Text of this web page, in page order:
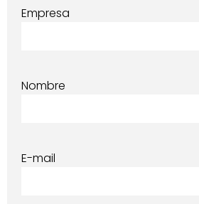
Empresa
Nombre
E-mail